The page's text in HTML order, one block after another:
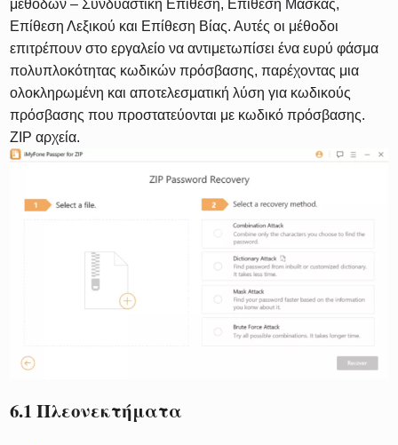
μεθόδων – Συνδυαστική Επίθεση, Επίθεση Μάσκας,
Επίθεση Λεξικού και Επίθεση Βίας. Αυτές οι μέθοδοι
επιτρέπουν στο εργαλείο να αντιμετωπίσει ένα ευρύ φάσμα
πολυπλοκότητας κωδικών πρόσβασης, παρέχοντας μια
ολοκληρωμένη και αποτελεσματική λύση για κωδικούς
πρόσβασης που προστατεύονται με κωδικό πρόσβασης.
ZIP αρχεία.
6.1 Πλεονεκτήματα